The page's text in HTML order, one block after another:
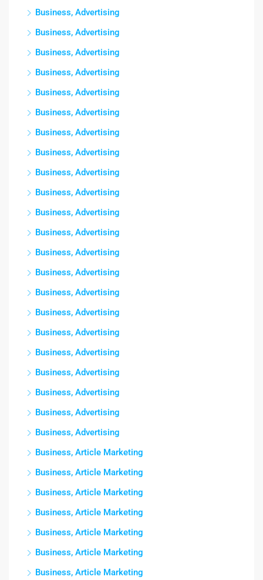
Business, Advertising
Business, Advertising
Business, Advertising
Business, Advertising
Business, Advertising
Business, Advertising
Business, Advertising
Business, Advertising
Business, Advertising
Business, Advertising
Business, Advertising
Business, Advertising
Business, Advertising
Business, Advertising
Business, Advertising
Business, Advertising
Business, Advertising
Business, Advertising
Business, Advertising
Business, Advertising
Business, Advertising
Business, Advertising
Business, Article Marketing
Business, Article Marketing
Business, Article Marketing
Business, Article Marketing
Business, Article Marketing
Business, Article Marketing
Business, Article Marketing